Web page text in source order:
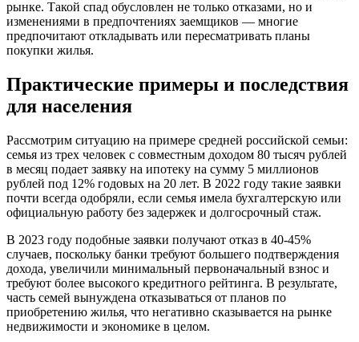
рынке. Такой спад обусловлен не только отказами, но и
изменениями в предпочтениях заемщиков — многие
предпочитают откладывать или пересматривать планы
покупки жилья.
Практические примеры и последствия
для населения
Рассмотрим ситуацию на примере средней российской семьи:
семья из трех человек с совместным доходом 80 тысяч рублей
в месяц подает заявку на ипотеку на сумму 5 миллионов
рублей под 12% годовых на 20 лет. В 2022 году такие заявки
почти всегда одобряли, если семья имела бухгалтерскую или
официальную работу без задержек и долгосрочный стаж.
В 2023 году подобные заявки получают отказ в 40-45%
случаев, поскольку банки требуют большего подтверждения
дохода, увеличили минимальный первоначальный взнос и
требуют более высокого кредитного рейтинга. В результате,
часть семей вынуждена отказываться от планов по
приобретению жилья, что негативно сказывается на рынке
недвижимости и экономике в целом.